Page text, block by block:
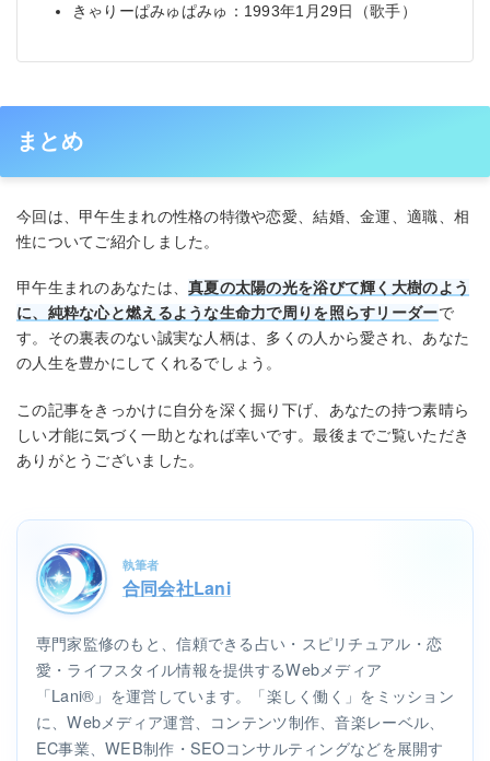
きゃりーぱみゅぱみゅ：1993年1月29日（歌手）
まとめ
今回は、甲午生まれの性格の特徴や恋愛、結婚、金運、適職、相
性についてご紹介しました。
甲午生まれのあなたは、真夏の太陽の光を浴びて輝く大樹のよう
に、純粋な心と燃えるような生命力で周りを照らすリーダーで
す。その裏表のない誠実な人柄は、多くの人から愛され、あなた
の人生を豊かにしてくれるでしょう。
この記事をきっかけに自分を深く掘り下げ、あなたの持つ素晴ら
しい才能に気づく一助となれば幸いです。最後までご覧いただき
ありがとうございました。
執筆者
合同会社Lani
専門家監修のもと、信頼できる占い・スピリチュアル・恋
愛・ライフスタイル情報を提供するWebメディア
「Lani®」を運営しています。「楽しく働く」をミッション
に、Webメディア運営、コンテンツ制作、音楽レーベル、
EC事業、WEB制作・SEOコンサルティングなどを展開す